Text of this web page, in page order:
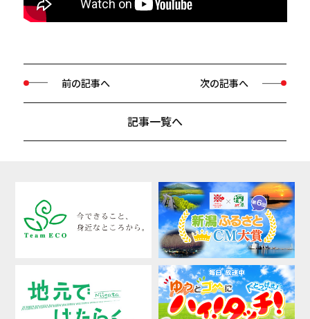
前の記事へ
記事一覧へ
次の記事へ